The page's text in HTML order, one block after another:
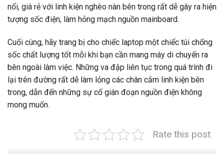
nổi, giá rẻ với linh kiện nghèo nàn bên trong rất dễ gây ra hiện
tượng sốc điện, làm hỏng mạch nguồn mainboard.
Cuối cùng, hãy trang bị cho chiếc laptop một chiếc túi chống
sốc chất lượng tốt mỗi khi bạn cần mang máy di chuyển ra
bên ngoài làm việc. Những va đập liên tục trong quá trình đi
lại trên đường rất dễ làm lỏng các chân cắm linh kiện bên
trong, dẫn đến những sự cố gián đoạn nguồn điện không
mong muốn.
Rate this post